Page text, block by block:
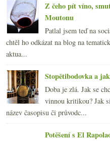
Z čeho pít víno,
Moutonu
Patlal jsem teď na
chtěl ho odkázat na blog na
aktua...
Stopětibodovka a
Doba je zlá. Jak se
vinnou kritikou? Jak
název časopisu či průvodc...
Potěšení s El